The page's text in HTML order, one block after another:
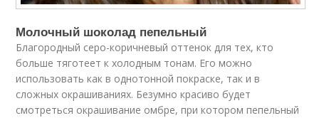
Молочный шоколад пепельный
Благородный серо-коричневый оттенок для тех, кто
больше тяготеет к холодным тонам. Его можно
использовать как в однотонной покраске, так и в
сложных окрашиваниях. Безумно красиво будет
смотреться окрашивание омбре, при котором пепельный